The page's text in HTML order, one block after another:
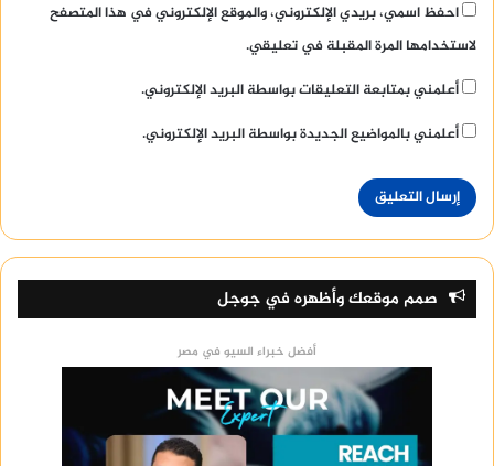
احفظ اسمي، بريدي الإلكتروني، والموقع الإلكتروني في هذا المتصفح
لاستخدامها المرة المقبلة في تعليقي.
أعلمني بمتابعة التعليقات بواسطة البريد الإلكتروني.
أعلمني بالمواضيع الجديدة بواسطة البريد الإلكتروني.
صمم موقعك وأظهره في جوجل
أفضل خبراء السيو في مصر